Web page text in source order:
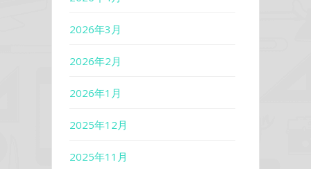
2026年3月
2026年2月
2026年1月
2025年12月
2025年11月